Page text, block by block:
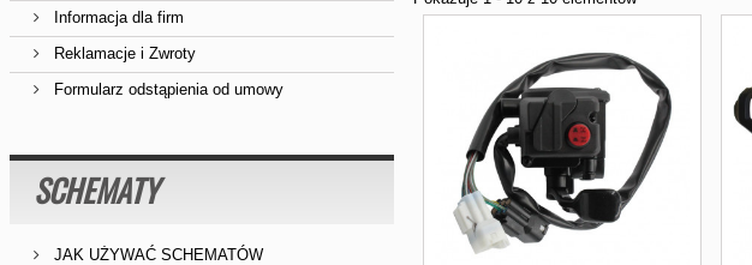
Informacja dla firm
Reklamacje i Zwroty
Formularz odstąpienia od umowy
SCHEMATY
JAK UŻYWAĆ SCHEMATÓW